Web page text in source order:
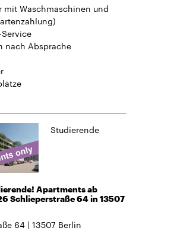
mit Waschmaschinen und
nach Absprache
Studierende
Apartments ab
Schlieperstraße 64 in 13507
64 13507 Berlin